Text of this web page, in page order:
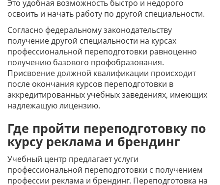
Это удобная возможность быстро и недорого
освоить и начать работу по другой специальности.
Согласно федеральному законодательству
получение другой специальности на курсах
профессиональной переподготовки равноценно
получению базового профобразования.
Присвоение должной квалификации происходит
после окончания курсов переподготовки в
аккредитированных учебных заведениях, имеющих
надлежащую лицензию.
Где пройти переподготовку по
курсу реклама и брендинг
Учебный центр предлагает услуги
профессиональной переподготовки с получением
профессии реклама и брендинг. Переподготовка на